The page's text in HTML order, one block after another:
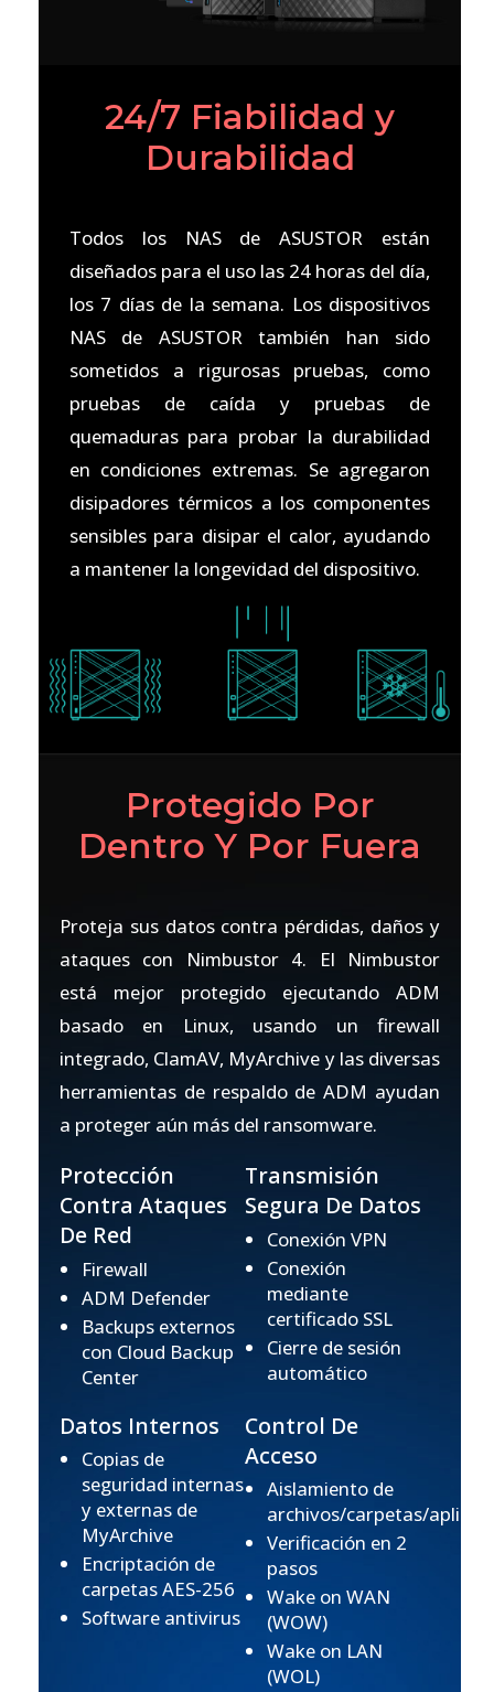
24/7 Fiabilidad y
Durabilidad
Todos los NAS de ASUSTOR están
diseñados para el uso las 24 horas del día,
los 7 días de la semana. Los dispositivos
NAS de ASUSTOR también han sido
sometidos a rigurosas pruebas, como
pruebas de caída y pruebas de
quemaduras para probar la durabilidad
en condiciones extremas. Se agregaron
disipadores térmicos a los componentes
sensibles para disipar el calor, ayudando
a mantener la longevidad del dispositivo.
Protegido Por
Dentro Y Por Fuera
Proteja sus datos contra pérdidas, daños y
ataques con Nimbustor 4. El Nimbustor
está mejor protegido ejecutando ADM
basado en Linux, usando un firewall
integrado, ClamAV, MyArchive y las diversas
herramientas de respaldo de ADM ayudan
a proteger aún más del ransomware.
Protección
Contra Ataques
De Red
Firewall
ADM Defender
Backups externos
con Cloud Backup
Center
Transmisión
Segura De Datos
Conexión VPN
Conexión
mediante
certificado SSL
Cierre de sesión
automático
Datos Internos
Copias de
seguridad internas
y externas de
MyArchive
Encriptación de
carpetas AES-256
Software antivirus
Control De
Acceso
Aislamiento de
archivos/carpetas/
Verificación en 2
pasos
Wake on WAN
(WOW)
Wake on LAN
(WOL)